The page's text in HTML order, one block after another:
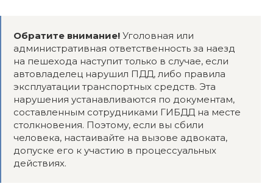
Обратите внимание! Уголовная или
административная ответственность за наезд
на пешехода наступит только в случае, если
автовладелец нарушил ПДД, либо правила
эксплуатации транспортных средств. Эта
нарушения устанавливаются по документам,
составленным сотрудниками ГИБДД на месте
столкновения. Поэтому, если вы сбили
человека, настаивайте на вызове адвоката,
допуске его к участию в процессуальных
действиях.